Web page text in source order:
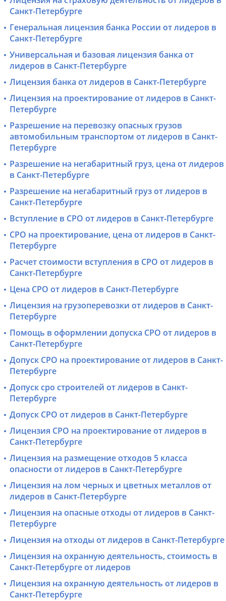
Санкт-Петербурге
Генеральная лицензия банка России от лидеров в
Санкт-Петербурге
Универсальная и базовая лицензия банка от
лидеров в Санкт-Петербурге
Лицензия банка от лидеров в Санкт-Петербурге
Лицензия на проектирование от лидеров в Санкт-
Петербурге
Разрешение на перевозку опасных грузов
автомобильным транспортом от лидеров в Санкт-
Петербурге
Разрешение на негабаритный груз, цена от лидеров
в Санкт-Петербурге
Разрешение на негабаритный груз от лидеров в
Санкт-Петербурге
Вступление в СРО от лидеров в Санкт-Петербурге
СРО на проектирование, цена от лидеров в Санкт-
Петербурге
Расчет стоимости вступления в СРО от лидеров в
Санкт-Петербурге
Цена СРО от лидеров в Санкт-Петербурге
Лицензия на грузоперевозки от лидеров в Санкт-
Петербурге
Помощь в оформлении допуска СРО от лидеров в
Санкт-Петербурге
Допуск СРО на проектирование от лидеров в Санкт-
Петербурге
Допуск сро строителей от лидеров в Санкт-
Петербурге
Допуск СРО от лидеров в Санкт-Петербурге
Лицензия СРО на проектирование от лидеров в
Санкт-Петербурге
Лицензия на размещение отходов 5 класса
опасности от лидеров в Санкт-Петербурге
Лицензия на лом черных и цветных металлов от
лидеров в Санкт-Петербурге
Лицензия на опасные отходы от лидеров в Санкт-
Петербурге
Лицензия на отходы от лидеров в Санкт-Петербурге
Лицензия на охранную деятельность, стоимость в
Санкт-Петербурге от лидеров
Лицензия на охранную деятельность от лидеров в
Санкт-Петербурге